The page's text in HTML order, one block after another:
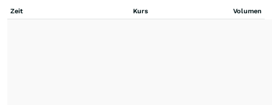
Zeit Kurs Volumen